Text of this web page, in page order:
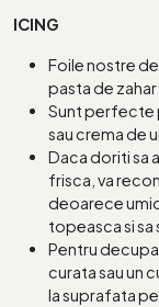
ICING
Foile nostre
pasta de
Sunt perfecte
sau crema de
Daca doriti sa
frisca, va
deoarece
topeasca si sa
Pentru
curata sau un
la suprafata